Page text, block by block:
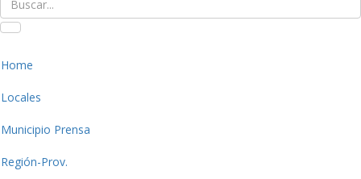
Home
Locales
Municipio Prensa
Región-Prov.